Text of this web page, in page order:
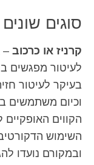
סוגים
קרניז או כרכוב –
לעיטור מפגשים
בעיקר לעיטור
וכיום משתמשים
הקווים
השימוש
ובמקורם נועדו